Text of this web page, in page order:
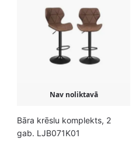
Nav noliktavā
Bāra krēslu komplekts, 2
gab. LJB071K01